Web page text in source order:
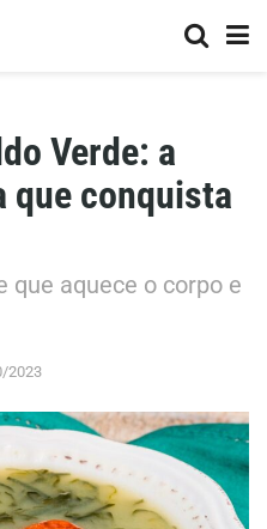
Verde: a
que conquista
que aquece o corpo e
2023